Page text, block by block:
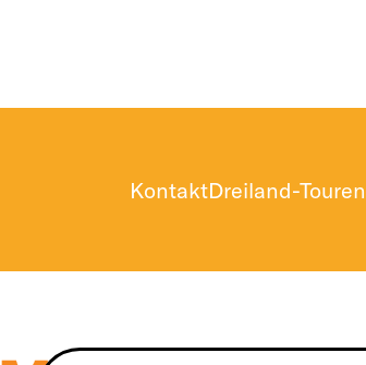
KontaktDreiland-Touren